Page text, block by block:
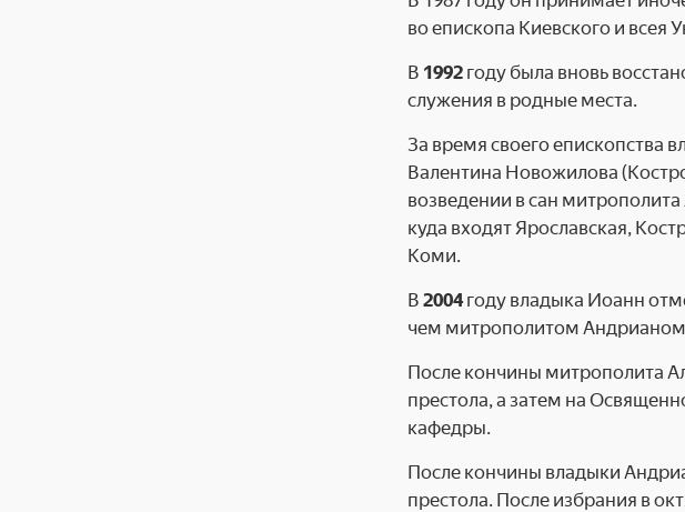
во епископа Киевского и всея
В 1992 году была вновь
служения в родные места.
За время своего епископства
Валентина Новожилова
возведении в сан
куда входят Ярославская,
Коми.
В 2004году владыка Иоанн
чем митрополитом Андрианом
После кончины митрополита
престола, а затем на
кафедры.
После кончины владыки
престола. После избрания в